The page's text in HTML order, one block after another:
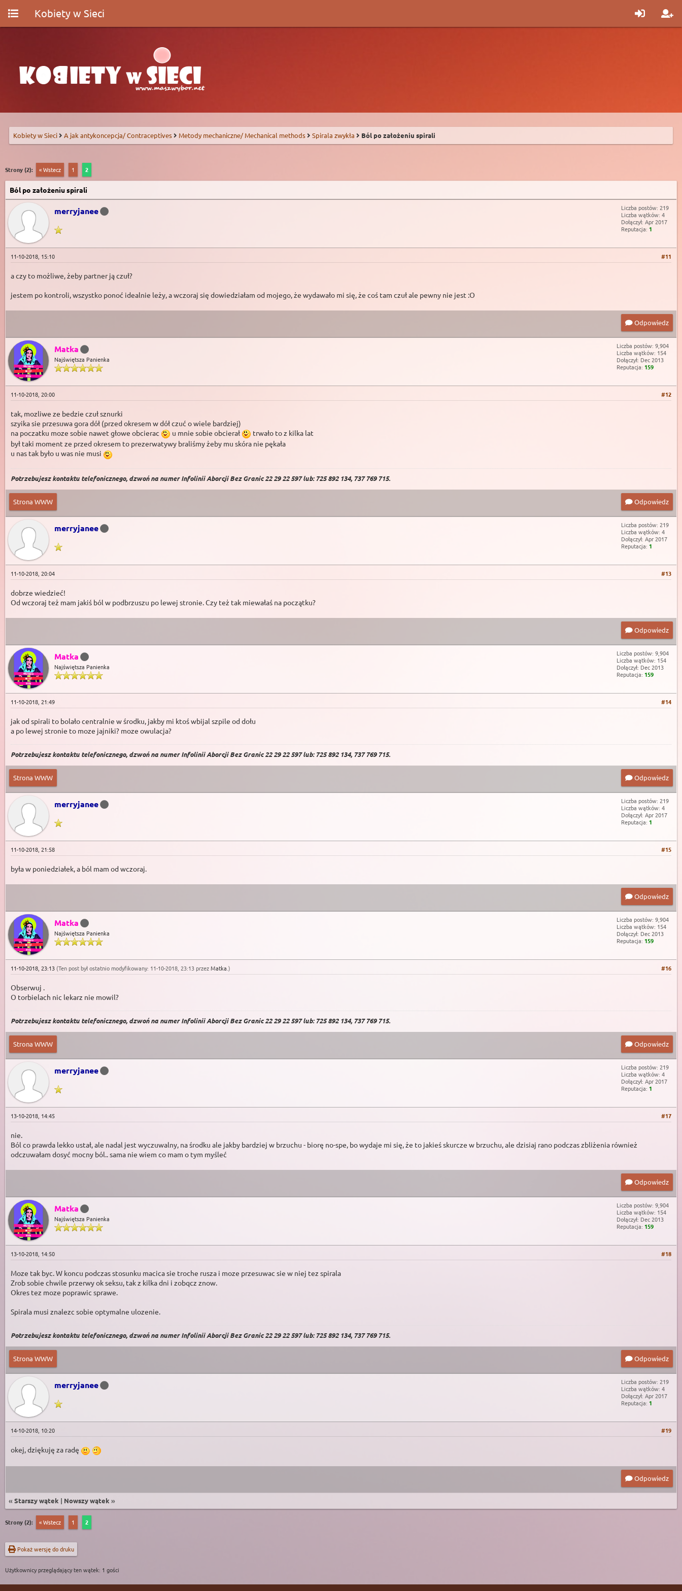
Kobiety w Sieci
Kobiety w Sieci A jak antykoncepcja/ Contraceptives Metody mechaniczne/ Mechanical methods Spirala zwykła Ból po założeniu spirali
Strony (2): « Wstecz 1 2
Ból po założeniu spirali
merryjanee
Liczba postów: 219
Liczba wątków: 4
Dołączył: Apr 2017
Reputacja: 1
#11
11-10-2018, 15:10
a czy to możliwe, żeby partner ją czuł?
jestem po kontroli, wszystko ponoć idealnie leży, a wczoraj się dowiedziałam od mojego, że wydawało mi się, że coś tam czuł ale pewny nie jest :O
Odpowiedz
Matka
Najświętsza Panienka
Liczba postów: 9,904
Liczba wątków: 154
Dołączył: Dec 2013
Reputacja: 159
#12
11-10-2018, 20:00
tak, mozliwe ze bedzie czuł sznurki
szyika sie przesuwa gora dół (przed okresem w dół czuć o wiele bardziej)
na poczatku moze sobie nawet głowe obcierac
u mnie sobie obcierał
trwało to z kilka lat
był taki moment ze przed okresem to prezerwatywy braliśmy żeby mu skóra nie pękała
u nas tak było u was nie musi
Potrzebujesz kontaktu telefonicznego, dzwoń na numer Infolinii Aborcji Bez Granic 22 29 22 597 lub: 725 892 134, 737 769 715.
Strona WWW Odpowiedz
merryjanee
Liczba postów: 219
Liczba wątków: 4
Dołączył: Apr 2017
Reputacja: 1
#13
11-10-2018, 20:04
dobrze wiedzieć!
Od wczoraj też mam jakiś ból w podbrzuszu po lewej stronie. Czy też tak miewałaś na początku?
Odpowiedz
Matka
Najświętsza Panienka
Liczba postów: 9,904
Liczba wątków: 154
Dołączył: Dec 2013
Reputacja: 159
#14
11-10-2018, 21:49
jak od spirali to bolało centralnie w środku, jakby mi ktoś wbijal szpile od dołu
a po lewej stronie to moze jajniki? moze owulacja?
Potrzebujesz kontaktu telefonicznego, dzwoń na numer Infolinii Aborcji Bez Granic 22 29 22 597 lub: 725 892 134, 737 769 715.
Strona WWW Odpowiedz
merryjanee
Liczba postów: 219
Liczba wątków: 4
Dołączył: Apr 2017
Reputacja: 1
#15
11-10-2018, 21:58
była w poniedziałek, a ból mam od wczoraj.
Odpowiedz
Matka
Najświętsza Panienka
Liczba postów: 9,904
Liczba wątków: 154
Dołączył: Dec 2013
Reputacja: 159
#16
11-10-2018, 23:13 (Ten post był ostatnio modyfikowany: 11-10-2018, 23:13 przezMatka )
Obserwuj .
O torbielach nic lekarz nie mowil?
Potrzebujesz kontaktu telefonicznego, dzwoń na numer Infolinii Aborcji Bez Granic 22 29 22 597 lub: 725 892 134, 737 769 715.
Strona WWW Odpowiedz
merryjanee
Liczba postów: 219
Liczba wątków: 4
Dołączył: Apr 2017
Reputacja: 1
#17
13-10-2018, 14:45
nie.
Ból co prawda lekko ustał, ale nadal jest wyczuwalny, na środku ale jakby bardziej w brzuchu - biorę no-spe, bo wydaje mi się, że to jakieś skurcze w brzuchu, ale dzisiaj rano podczas zbliżenia również
odczuwałam dosyć mocny ból.. sama nie wiem co mam o tym myśleć
Odpowiedz
Matka
Najświętsza Panienka
Liczba postów: 9,904
Liczba wątków: 154
Dołączył: Dec 2013
Reputacja: 159
#18
13-10-2018, 14:50
Moze tak byc. W koncu podczas stosunku macica sie troche rusza i moze przesuwac sie w niej tez spirala
Zrob sobie chwile przerwy ok seksu, tak z kilka dni i zobqcz znow.
Okres tez moze poprawic sprawe.
Spirala musi znalezc sobie optymalne ulozenie.
Potrzebujesz kontaktu telefonicznego, dzwoń na numer Infolinii Aborcji Bez Granic 22 29 22 597 lub: 725 892 134, 737 769 715.
Strona WWW Odpowiedz
merryjanee
Liczba postów: 219
Liczba wątków: 4
Dołączył: Apr 2017
Reputacja: 1
#19
14-10-2018, 10:20
okej, dziękuję za radę
Odpowiedz
« Starszy wątek | Nowszy wątek »
Strony (2): « Wstecz 1 2
Pokaż wersję do druku
Użytkownicy przeglądający ten wątek: 1 gości